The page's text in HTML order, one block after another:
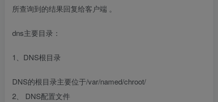
所查询到的结果回复给客户端 。
dns主要目录：
1、DNS根目录
DNS的根目录主要位于/var/named/chroot/
2、 DNS配置文件